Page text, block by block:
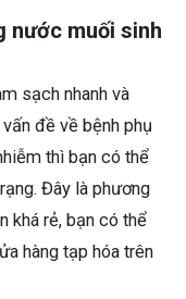
nước muối sinh
sạch nhanh và
đề về bệnh phụ
thì bạn có thể
Đây là phương
khá rẻ, bạn có thể
hàng tạp hóa trên